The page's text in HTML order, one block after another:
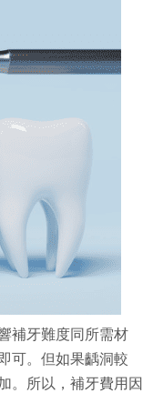
補牙難度同所需材
可。但如果齲洞較
。所以，補牙費用因